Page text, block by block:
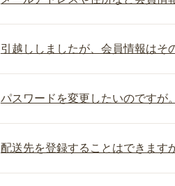
引越ししましたが、会員情報はそ
パスワードを変更したいのですが。
配送先を登録することはできます